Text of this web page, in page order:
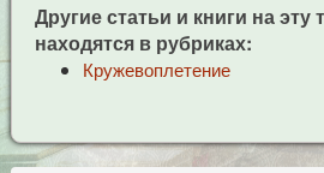
Другие статьи и книги на эту
находятся в рубриках:
Кружевоплетение